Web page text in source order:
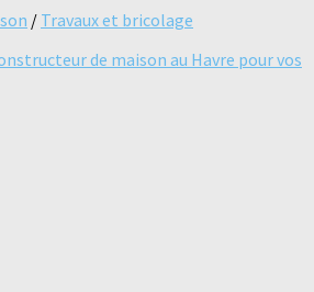
/ Travaux et bricolage
de maison au Havre pour vos